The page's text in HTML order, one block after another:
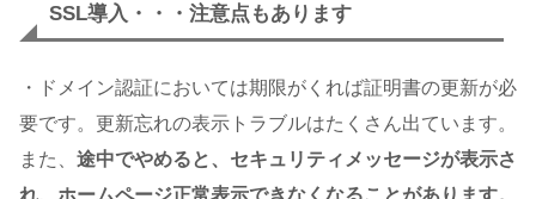
SSL導入・・・注意点もあります
・ドメイン認証においては期限がくれば証明書の更新が必
要です。更新忘れの表示トラブルはたくさん出ています。
また、 途中でやめると、セキュリティメッセージが表示さ